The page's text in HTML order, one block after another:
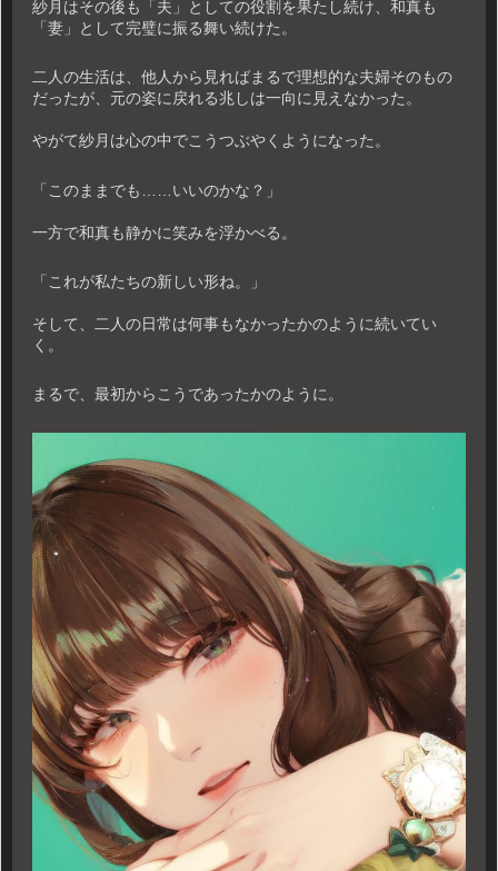
紗月はその後も「夫」としての役割を果たし続け、和真も
「妻」として完璧に振る舞い続けた。
二人の生活は、他人から見ればまるで理想的な夫婦そのもの
だったが、元の姿に戻れる兆しは一向に見えなかった。
やがて紗月は心の中でこうつぶやくようになった。
「このままでも……いいのかな？」
一方で和真も静かに笑みを浮かべる。
「これが私たちの新しい形ね。」
そして、二人の日常は何事もなかったかのように続いてい
く。
まるで、最初からこうであったかのように。